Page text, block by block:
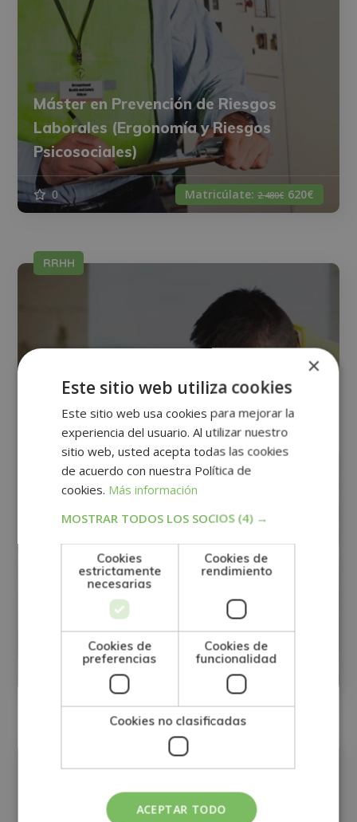
Máster en Prevención de Riesgos
Laborales (Ergonomía y Riesgos
Psicosociales)
0 Matricúlate: 2.480€ 620€
RRHH
Perito Judicial en Investigación de
Accidentes Laborales y Prevención de
Riesgos Laborales
Matricúlate:
×
Este sitio web utiliza cookies
Este sitio web usa cookies para mejorar la
experiencia del usuario. Al utilizar nuestro
sitio web, usted acepta todas las cookies
de acuerdo con nuestra Política de
cookies. Más información
MOSTRAR TODOS LOS SOCIOS (4) →
Cookies
estrictamente
necesarias
Cookies de
rendimiento
Cookies de
preferencias
Cookies de
funcionalidad
Cookies no clasificadas
ACEPTAR TODO